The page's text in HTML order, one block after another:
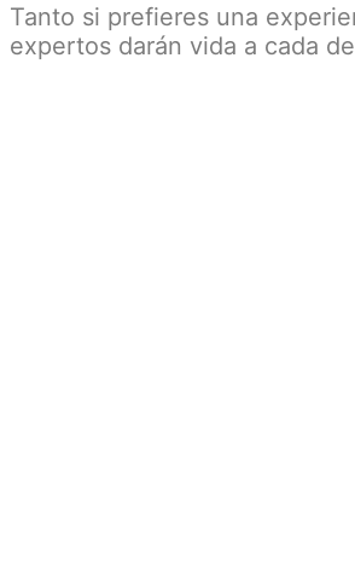
Tanto si prefieres una
expertos darán vida a cada